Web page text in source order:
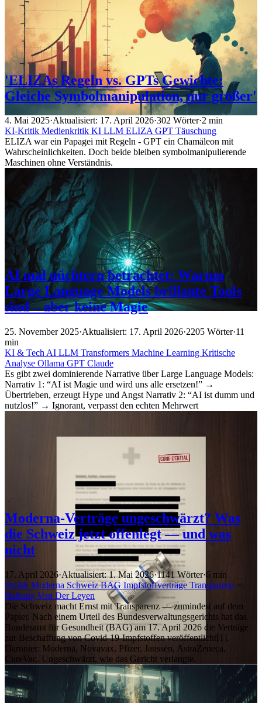
'ELIZAs Regeln vs. GPTs Gewichte:
Gleiche Symbolmanipulation, nur größer'
4. Mai 2025·Aktualisiert: 17. April 2026·302 Wörter·2 min
KI-Kritik Medienkritik KI LLM ELIZAGPT Täuschung
ELIZA war ein Papagei mit Regeln - GPT ein Chamäleon mit
Wahrscheinlichkeiten. Doch beide bleiben symbolmanipulierende
Maschinen ohne Verständnis.
AI mal nüchtern betrachtet: Warum
Large Language Models brillante Tools
sind – aber keine Magie
25. November 2025·Aktualisiert: 17. April 2026·2205 Wörter·11
min
KI & Tech AI LLM Transformers Machine Learning Kritische
Analyse Ollama GPT Claude
Es gibt zwei dominierende Narrative über Large Language Models:
Narrativ 1: “AI ist Magie und wird uns alle ersetzen!” →
Übertrieben, erzeugt Hype und Angst Narrativ 2: “AI ist dumm und
nutzlos!” → Ignorant, verpasst den echten Mehrwert
Moderna-Verträge ungeschwärzt? Was
die Schweiz jetzt offenlegt — und was
nicht
17. April 2026·Aktualisiert: 1. Mai 2026·1141 Wörter·6 min
Politik Moderna SchweizBAGImpfstoffverträge Transparenz
Haftung Von Der Leyen
Die Schweiz macht Ernst mit Transparenz — zumindest auf dem
Papier. Nach einem Urteil des Bundesverwaltungsgerichts hat das
Bundesamt für Gesundheit (BAG) am 17. April 2026 die Verträge
zur Beschaffung von Covid-19-Impfstoffen veröffentlicht[1].
Darunter: Moderna, Novavax, Pfizer, Janssen, AstraZeneca,
CureVac. Ungeschwärzt, wie das Gericht verlangte.